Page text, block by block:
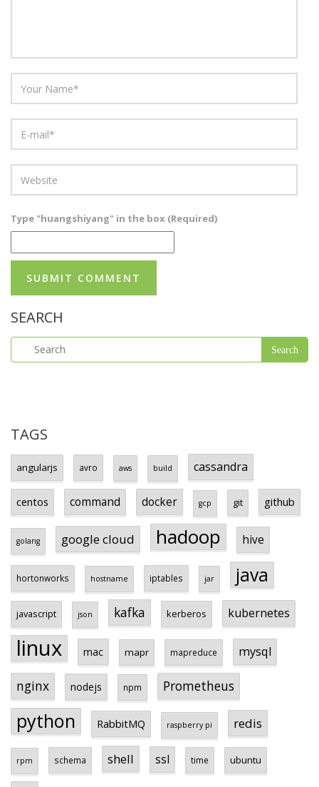
Type "huangshiyang" in the box (Required)
SEARCH
TAGS
angularjs avro aws build cassandra
centos command docker gcp git github
golang google cloud hadoop hive
hortonworks hostname iptables jar java
javascript json kafka kerberos kubernetes
linux mac mapr mapreduce mysql
nginx nodejs npm Prometheus
python RabbitMQ raspberry pi redis
rpm schema shell ssl time ubuntu